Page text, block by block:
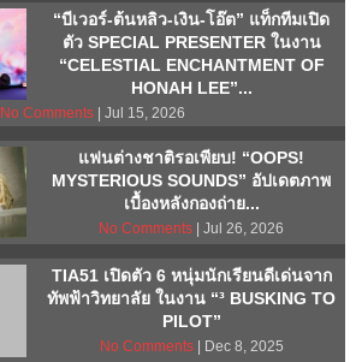
“บีเวอร์-ต้นหลิว-เงิน-โอ๊ต” แท็กทีมเปิด
ตัว SPECIAL PRESENTER ในงาน
“CELESTIAL ENCHANTMENT OF
HONAH LEE”...
No Comments| Jul 15, 2026
แฟนต่างชาติรอเพียบ! “OOPS!
MYSTERIOUS SOUNDS” อัปเดตภาพ
เบื้องหลังกองถ่าย...
No Comments | Jul 26, 2026
TIA51 เปิดตัว 6 หนุ่มนักเรียนดีเด่นจาก
ทัพฟ้าวิทยาลัย ในงาน “³ BUSKING TO
PILOT”
No Comments| Dec 8, 2025